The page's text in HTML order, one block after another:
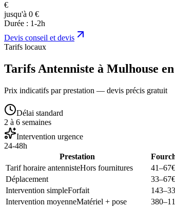
€
jusqu'à 0 €
Durée : 1-2h
Devis conseil et devis
Tarifs locaux
Tarifs Antenniste à Mulhouse
Prix indicatifs par prestation — devis précis gratuit
Délai standard
2 à 6 semaines
Intervention urgence
24-48h
Prestation
Tarif horaire antennisteHors fournitures 41–67
Déplacement
33–67€
Intervention simpleForfait
Intervention moyenneMatériel + pose